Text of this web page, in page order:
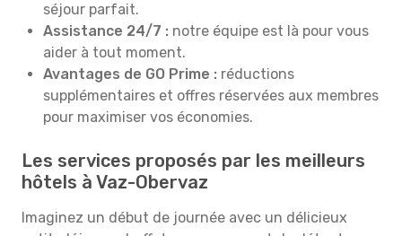
séjour parfait.
Assistance 24/7 : notre équipe est là pour vous
aider à tout moment.
Avantages de GO Prime : réductions
supplémentaires et offres réservées aux membres
pour maximiser vos économies.
Les services proposés par les meilleurs
hôtels à Vaz-Obervaz
Imaginez un début de journée avec un délicieux